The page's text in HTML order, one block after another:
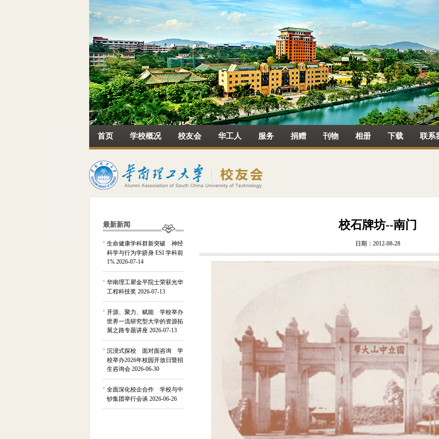
首页 学校概况 校友会 华工人 服务 捐赠 刊物 相册 下载 联系
最新新闻
生命健康学科群新突破 神经
科学与行为学跻身 ESI 学科前
1% 2026-07-14
华南理工瞿金平院士荣获光华
工程科技奖 2026-07-13
开源、聚力、赋能 学校举办
世界一流研究型大学的资源拓
展之路专题讲座 2026-07-13
沉浸式探校 面对面咨询 学
校举办2026年校园开放日暨招
生咨询会 2026-06-30
全面深化校企合作 学校与中
钞集团举行会谈 2026-06-26
校石牌坊--南门
日期：2012-08-28